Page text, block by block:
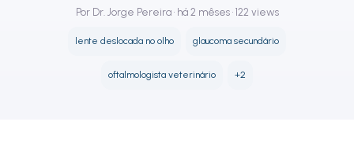
Por Dr. Jorge Pereira • há 2 mêses • 122 views
lente deslocada no olho glaucoma secundário
oftalmologista veterinário +2